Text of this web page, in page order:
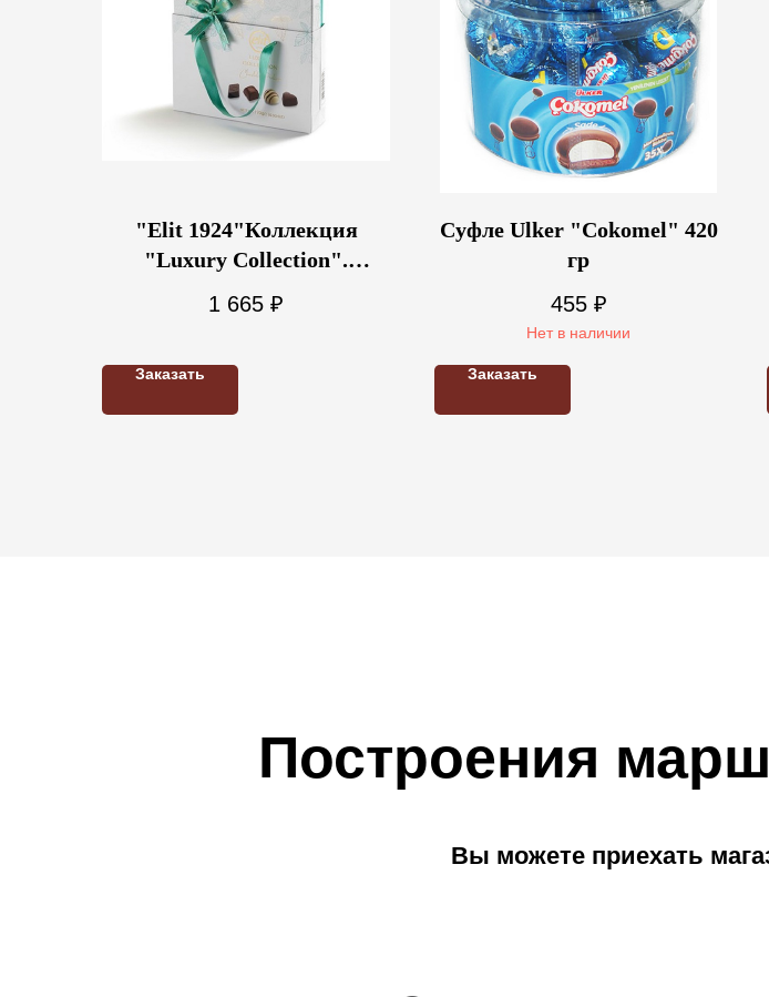
"Elit 1924"Коллекция
"Luxury Collection".
ассорти, зеленая с сумочкой
1 665 ₽
Заказать
Суфле Ulker "Cokomel" 420
гp
455 ₽
Нет в наличии
Заказать
Построения
Вы можете приехать